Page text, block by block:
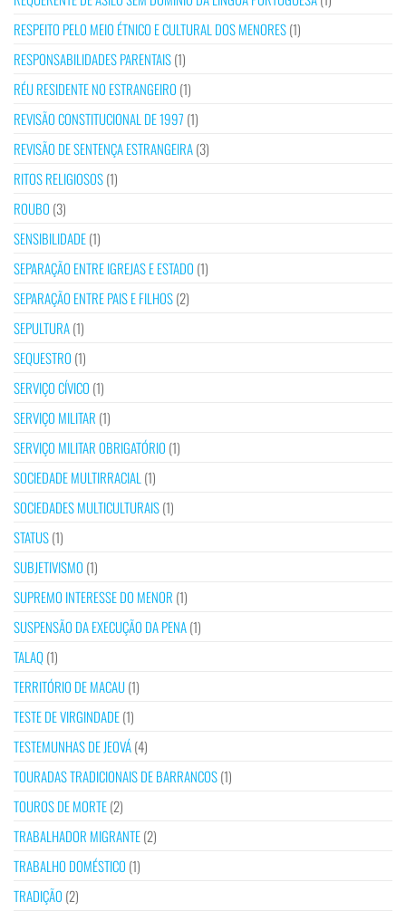
RESPEITO PELO MEIO ÉTNICO E CULTURAL DOS MENORES(1)
RESPONSABILIDADES PARENTAIS(1)
RÉU RESIDENTE NO ESTRANGEIRO (1)
REVISÃO CONSTITUCIONAL DE 1997 (1)
REVISÃO DE SENTENÇA ESTRANGEIRA(3)
RITOS RELIGIOSOS(1)
ROUBO (3)
SENSIBILIDADE(1)
SEPARAÇÃO ENTRE IGREJAS E ESTADO (1)
SEPARAÇÃO ENTRE PAIS E FILHOS(2)
SEPULTURA(1)
SEQUESTRO (1)
SERVIÇO CÍVICO (1)
SERVIÇO MILITAR (1)
SERVIÇO MILITAR OBRIGATÓRIO (1)
SOCIEDADE MULTIRRACIAL (1)
SOCIEDADES MULTICULTURAIS(1)
STATUS(1)
SUBJETIVISMO (1)
SUPREMO INTERESSE DO MENOR (1)
SUSPENSÃO DA EXECUÇÃO DA PENA(1)
TALAQ(1)
TERRITÓRIO DE MACAU(1)
TESTE DE VIRGINDADE(1)
TESTEMUNHAS DE JEOVÁ(4)
TOURADAS TRADICIONAIS DE BARRANCOS(1)
TOUROS DE MORTE(2)
TRABALHADOR MIGRANTE(2)
TRABALHO DOMÉSTICO (1)
TRADIÇÃO (2)